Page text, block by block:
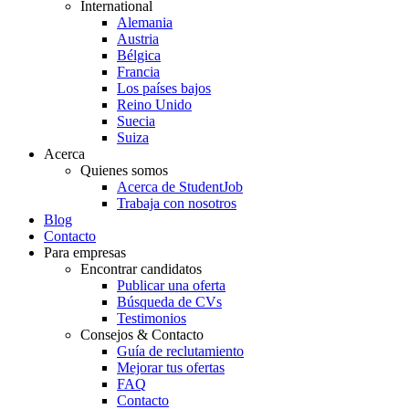
International
Alemania
Austria
Bélgica
Francia
Los países bajos
Reino Unido
Suecia
Suiza
Acerca
Quienes somos
Acerca de StudentJob
Trabaja con nosotros
Blog
Contacto
Para empresas
Encontrar candidatos
Publicar una oferta
Búsqueda de CVs
Testimonios
Consejos & Contacto
Guía de reclutamiento
Mejorar tus ofertas
FAQ
Contacto